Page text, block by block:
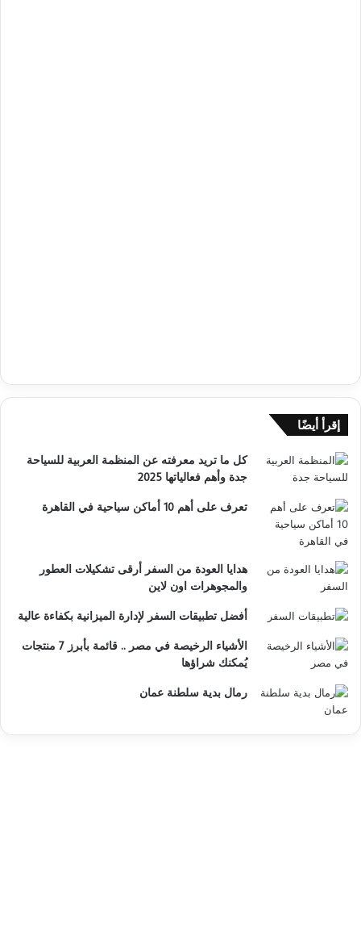
إقرأ أيضًا
كل ما تريد معرفته عن المنظمة العربية للسياحة
جدة وأهم فعالياتها 2025
تعرف على أهم 10 أماكن سياحية في القاهرة
هدايا العودة من السفر أرقى تشكيلات العطور
والمجوهرات اون لاين
أفضل تطبيقات السفر لإدارة الميزانية بكفاءة عالية
الأشياء الرخيصة في مصر .. قائمة بأبرز 7 منتجات
يُمكنك شراؤها
رمال بدية سلطنة عمان